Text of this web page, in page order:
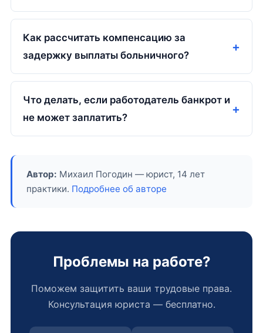
Как рассчитать компенсацию за
задержку выплаты больничного?
Что делать, если работодатель банкрот и
не может заплатить?
Автор: Михаил Погодин — юрист, 14 лет
практики. Подробнее об авторе
Проблемы на работе?
Поможем защитить ваши трудовые права.
Консультация юриста — бесплатно.